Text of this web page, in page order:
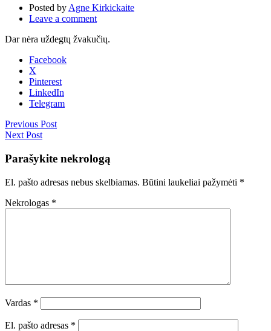
Posted byAgne Kirkickaite
Leave a comment
Dar nėra uždegtų žvakučių.
Facebook
X
Pinterest
LinkedIn
Telegram
Previous Post
Next Post
Parašykite nekrologą
El. pašto adresas nebus skelbiamas. Būtini laukeliai pažymėti *
Nekrologas *
Vardas *
El. pašto adresas *